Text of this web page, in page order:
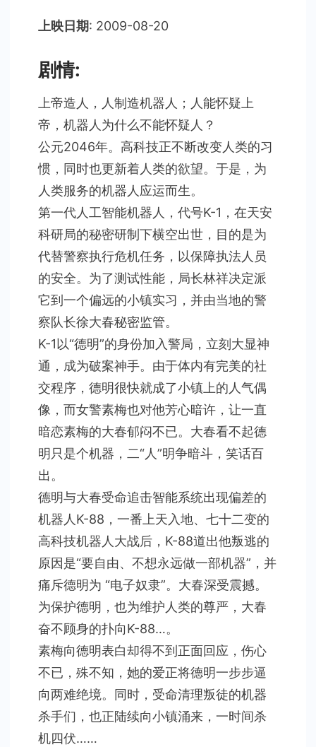
Cyborg
上映日期: 2009-08-20
剧情:
上帝造人，人制造机器人；人能怀疑上
帝，机器人为什么不能怀疑人？
公元2046年。高科技正不断改变人类的习
惯，同时也更新着人类的欲望。于是，为
人类服务的机器人应运而生。
第一代人工智能机器人，代号K-1，在天安
科研局的秘密研制下横空出世，目的是为
代替警察执行危机任务，以保障执法人员
的安全。为了测试性能，局长林祥决定派
它到一个偏远的小镇实习，并由当地的警
察队长徐大春秘密监管。
K-1以“德明”的身份加入警局，立刻大显神
通，成为破案神手。由于体内有完美的社
交程序，德明很快就成了小镇上的人气偶
像，而女警素梅也对他芳心暗许，让一直
暗恋素梅的大春郁闷不已。大春看不起德
明只是个机器，二“人”明争暗斗，笑话百
出。
德明与大春受命追击智能系统出现偏差的
机器人K-88，一番上天入地、七十二变的
高科技机器人大战后，K-88道出他叛逃的
原因是“要自由、不想永远做一部机器”，并
痛斥德明为 “电子奴隶”。大春深受震撼。
为保护德明，也为维护人类的尊严，大春
奋不顾身的扑向K-88…。
素梅向德明表白却得不到正面回应，伤心
不已，殊不知，她的爱正将德明一步步逼
向两难绝境。同时，受命清理叛徒的机器
杀手们，也正陆续向小镇涌来，一时间杀
机四伏……